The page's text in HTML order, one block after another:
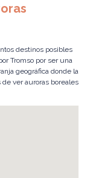
destinos posibles
Tromso por ser una
geográfica donde la
ver auroras boreales